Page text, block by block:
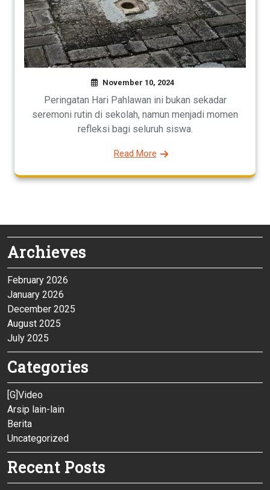
November 10, 2024
Peringatan Hari Pahlawan ini bukan sekadar
seremoni rutin di sekolah, namun menjadi momen
refleksi bagi seluruh siswa.
Read More
Archieves
February 2026
January 2026
December 2025
August 2025
July 2025
Categories
[G]Video
Arsip lain-lain
Berita
Uncategorized
Recent Posts